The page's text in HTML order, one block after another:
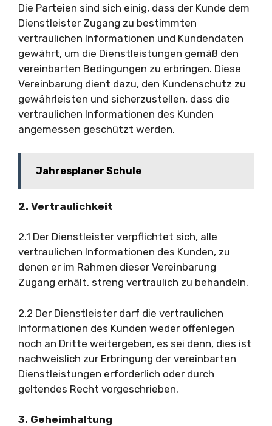
Die Parteien sind sich einig, dass der Kunde dem
Dienstleister Zugang zu bestimmten
vertraulichen Informationen und Kundendaten
gewährt, um die Dienstleistungen gemäß den
vereinbarten Bedingungen zu erbringen. Diese
Vereinbarung dient dazu, den Kundenschutz zu
gewährleisten und sicherzustellen, dass die
vertraulichen Informationen des Kunden
angemessen geschützt werden.
Jahresplaner Schule
2. Vertraulichkeit
2.1 Der Dienstleister verpflichtet sich, alle
vertraulichen Informationen des Kunden, zu
denen er im Rahmen dieser Vereinbarung
Zugang erhält, streng vertraulich zu behandeln.
2.2 Der Dienstleister darf die vertraulichen
Informationen des Kunden weder offenlegen
noch an Dritte weitergeben, es sei denn, dies ist
nachweislich zur Erbringung der vereinbarten
Dienstleistungen erforderlich oder durch
geltendes Recht vorgeschrieben.
3. Geheimhaltung